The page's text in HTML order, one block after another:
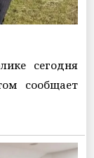
сегодня
сообщает